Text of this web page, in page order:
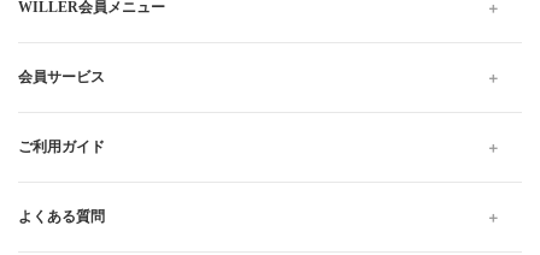
WILLER会員メニュー
会員サービス
ご利用ガイド
よくある質問